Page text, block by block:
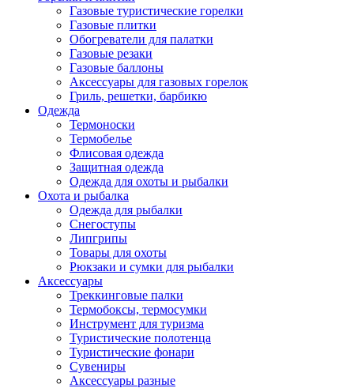
Газовые туристические горелки
Газовые плитки
Обогреватели для палатки
Газовые резаки
Газовые баллоны
Аксессуары для газовых горелок
Гриль, решетки, барбикю
Одежда
Термоноски
Термобелье
Флисовая одежда
Защитная одежда
Одежда для охоты и рыбалки
Охота и рыбалка
Одежда для рыбалки
Снегоступы
Липгрипы
Товары для охоты
Рюкзаки и сумки для рыбалки
Аксессуары
Треккинговые палки
Термобоксы, термосумки
Инструмент для туризма
Туристические полотенца
Туристические фонари
Сувениры
Аксессуары разные